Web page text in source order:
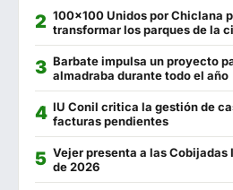
El Punto de Encuentro
El Pasaje
La Escama
La Plazuela Gastrobar
Camping Faro
Antantié Food Experience
100x100 Unidos por Chiclana
transformar los parques de la
Barbate impulsa un proyecto
almadraba durante todo el año
IU Conil critica la gestión de
facturas pendientes
Vejer presenta a las
de 2026